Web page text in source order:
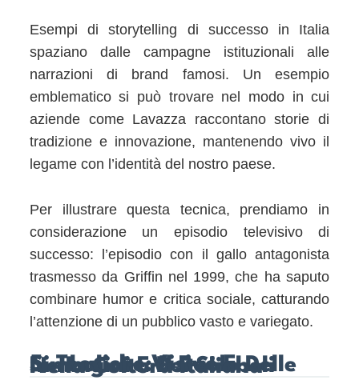
Esempi di storytelling di successo in Italia
spaziano dalle campagne istituzionali alle
narrazioni di brand famosi. Un esempio
emblematico si può trovare nel modo in cui
aziende come Lavazza raccontano storie di
tradizione e innovazione, mantenendo vivo il
legame con l’identità del nostro paese.
Per illustrare questa tecnica, prendiamo in
considerazione un episodio televisivo di
successo: l’episodio con il gallo antagonista
trasmesso da Griffin nel 1999, che ha saputo
combinare humor e critica sociale, catturando
l’attenzione di un pubblico vasto e variegato.
5. Tecniche Visive E Simboliche: Il Ruolo Delle Immagini E Dei Simboli Nella Cultura Italiana